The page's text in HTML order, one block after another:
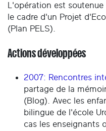
L'opération est
le cadre d'un Projet
(Plan PELS).
Actions développées
2007: Rencontres
partage de la
(Blog). Avec les
bilingue de l'école
cas les enseignants